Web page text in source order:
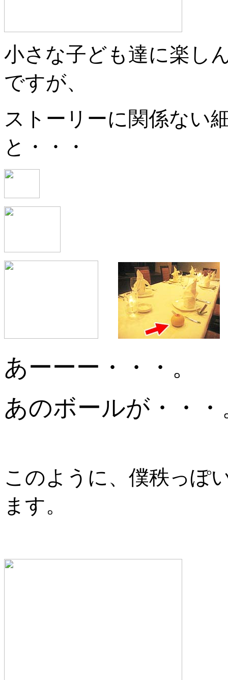
小さな子ども達に楽し
ですが、
ストーリーに関係ない
と・・・
あーーー・・・。
あのボールが・・・
このように、僕秩っぽ
ます。